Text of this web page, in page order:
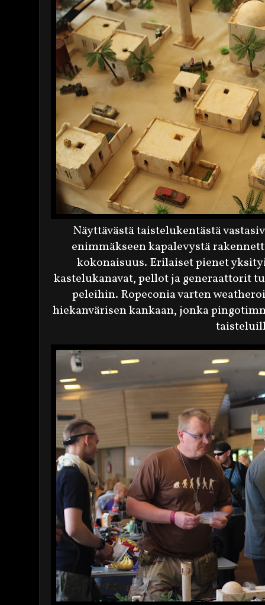
Näyttävästä taistelukentästä
enimmäkseen kapalevystä
kokonaisuus. Erilaiset pienet
kastelukanavat, pellot ja generaattorit
peleihin. Ropeconia varten
hiekanvärisen kankaan, jonka